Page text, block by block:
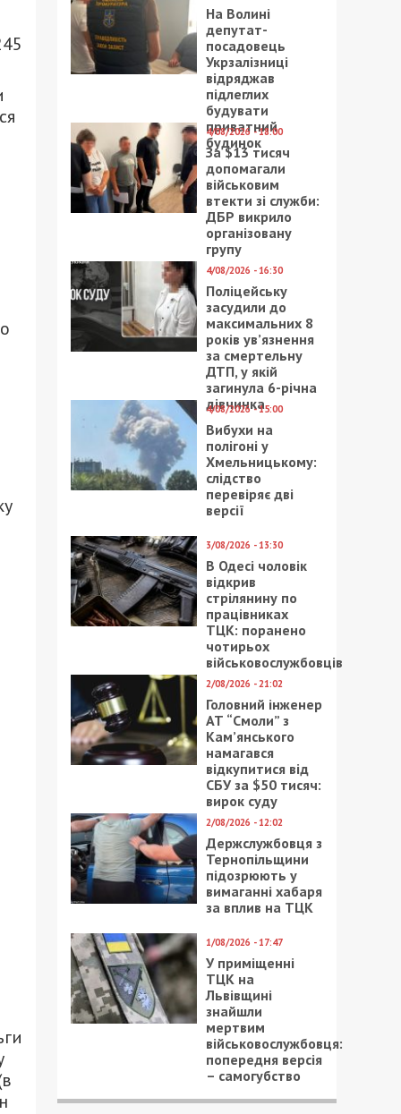
На Волині
депутат-
посадовець
Укрзалізниці
відряджав
підлеглих
будувати
приватний
будинок
4/08/2026 - 18:00
За $13 тисяч
допомагали
військовим
втекти зі служби:
ДБР викрило
організовану
групу
4/08/2026 - 16:30
Поліцейську
засудили до
максимальних 8
років ув’язнення
за смертельну
ДТП, у якій
загинула 6-річна
дівчинка
4/08/2026 - 15:00
Вибухи на
полігоні у
Хмельницькому:
слідство
перевіряє дві
версії
3/08/2026 - 13:30
В Одесі чоловік
відкрив
стрілянину по
працівниках
ТЦК: поранено
чотирьох
військовослужбовців
2/08/2026 - 21:02
Головний інженер
АТ “Смоли” з
Кам’янського
намагався
відкупитися від
СБУ за $50 тисяч:
вирок суду
2/08/2026 - 12:02
Держслужбовця з
Тернопільщини
підозрюють у
вимаганні хабаря
за вплив на ТЦК
1/08/2026 - 17:47
У приміщенні
ТЦК на
Львівщині
знайшли
мертвим
військовослужбовця:
попередня версія
– самогубство